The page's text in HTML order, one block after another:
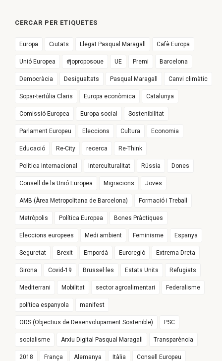
CERCAR PER ETIQUETES
Europa Ciutats Llegat Pasqual Maragall Cafè Europa
Unió Europea #joproposoue UE Premi Barcelona
Democràcia Desigualtats Pasqual Maragall Canvi climàtic
Sopar-tertúlia Claris Europa econòmica Catalunya
Comissió Europea Europa social Sostenibilitat
Parlament Europeu Eleccions Cultura Economia
Educació Re-City recerca Re-Think
Política Internacional Interculturalitat Rússia Dones
Consell de la Unió Europea Migracions Joves
AMB (Àrea Metropolitana de Barcelona) Formació i Treball
Metròpolis Política Europea Bones Pràctiques
Eleccions europees Medi ambient Feminisme Espanya
Seguretat Brexit Empordà Euroregió Extrema Dreta
Girona Covid-19 Brussel·les Estats Units Refugiats
Mediterrani Mobilitat sector agroalimentari Federalisme
política espanyola manifest
ODS (Objectius de Desenvolupament Sostenible) PSC
socialisme Arxiu Digital Pasqual Maragall Transparència
2018 França Alemanya Itàlia Consell Europeu